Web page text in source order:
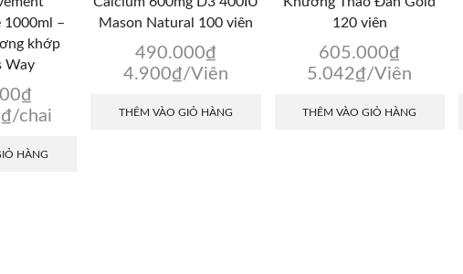
1000ml –
khớp
Way
₫
₫/chai
HÀNG
Mason Natural 100 viên
490.000₫
4.900₫/Viên
THÊM VÀO GIỎ HÀNG
120 viên
605.000₫
5.042₫/Viên
THÊM VÀO GIỎ HÀNG